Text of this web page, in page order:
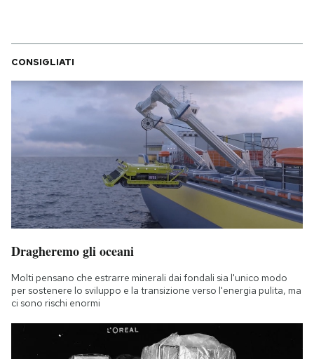
CONSIGLIATI
Dragheremo gli oceani
Molti pensano che estrarre minerali dai fondali sia l'unico modo
per sostenere lo sviluppo e la transizione verso l'energia pulita, ma
ci sono rischi enormi